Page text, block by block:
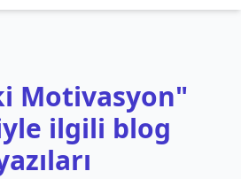
Motivasyon"
ilgili blog